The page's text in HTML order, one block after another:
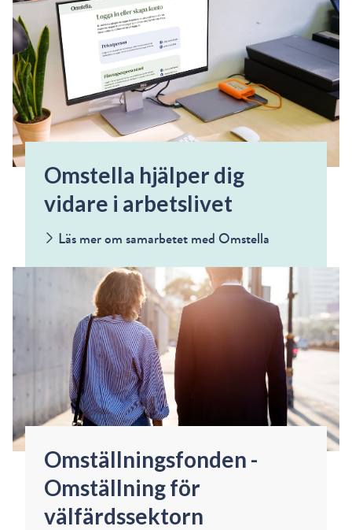
Omstella hjälper dig
vidare i arbetslivet
Läs mer om samarbetet med Omstella
Omställningsfonden -
Omställning för
välfärdssektorn